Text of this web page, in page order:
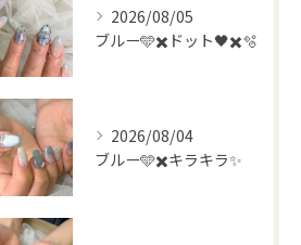
2026/08/05
ブルー🩵✖️ドット🖤✖️🫧
2026/08/04
ブルー🩵✖️キラキラ✨